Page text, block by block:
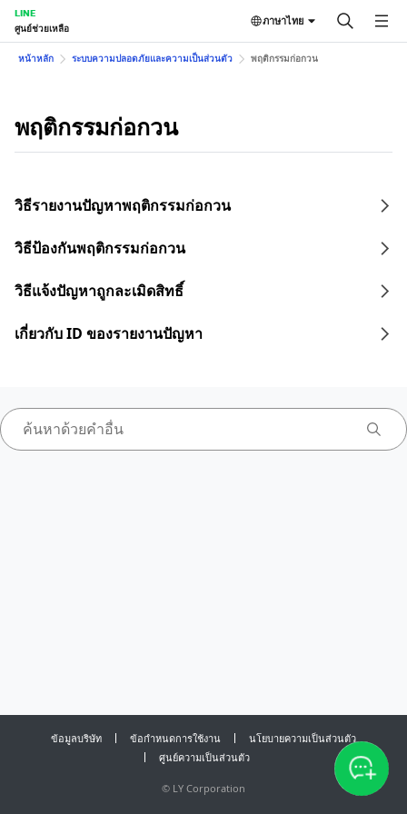
LINE
ศูนย์ช่วยเหลือ
ภาษาไทย
หน้าหลัก ระบบความปลอดภัยและความเป็นส่วนตัว พฤติกรรมก่อกวน
พฤติกรรมก่อกวน
วิธีรายงานปัญหาพฤติกรรมก่อกวน
วิธีป้องกันพฤติกรรมก่อกวน
วิธีแจ้งปัญหาถูกละเมิดสิทธิ์
เกี่ยวกับ ID ของรายงานปัญหา
ข้อมูลบริษัท ข้อกำหนดการใช้งาน
นโยบายความเป็นส่วนตัว
ศูนย์ความเป็นส่วนตัว
© LY Corporation